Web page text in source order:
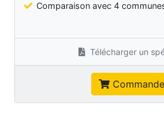
Comparaison avec 4
Télécharger un